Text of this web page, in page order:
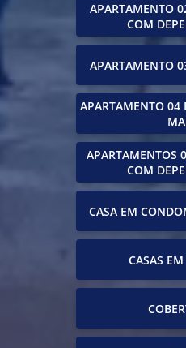
APARTAMENTO
COM
APARTAMENTO
APARTAMENTO 04
APARTAMENTOS
COM
CASA EM
CASAS